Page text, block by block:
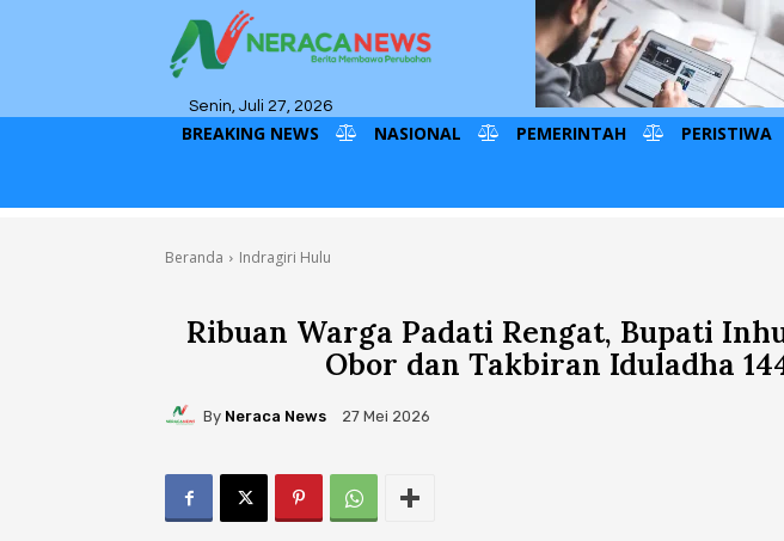
Senin, Juli 27, 2026
BREAKING NEWS NASIONAL PEMERINTAH PERISTIWA
Beranda Indragiri Hulu
Ribuan Warga Padati Rengat, Bupati
Obor dan Takbiran Iduladha
By Neraca News 27 Mei 2026